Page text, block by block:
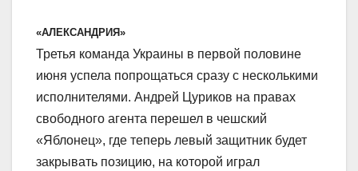
«АЛЕКСАНДРИЯ»
Третья команда Украины в первой половине
июня успела попрощаться сразу с несколькими
исполнителями. Андрей Цуриков на правах
свободного агента перешел в чешский
«Яблонец», где теперь левый защитник будет
закрывать позицию, на которой играл